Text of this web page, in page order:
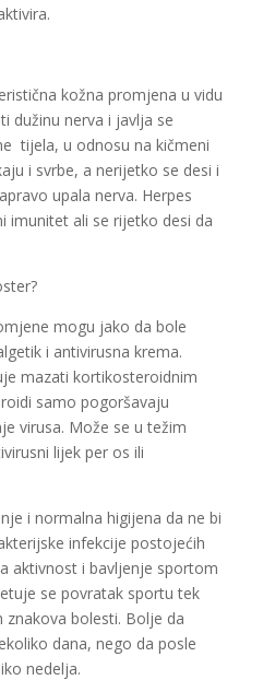
kožna promjena u vidu
dužinu nerva i javlja se
tijela, u odnosu na kičmeni
i svrbe, a nerijetko se desi i
upala nerva. Herpes
imunitet ali se rijetko desi da
mogu jako da bole
i antivirusna krema.
mazati kortikosteroidnim
samo pogoršavaju
virusa. Može se u težim
lijek per os ili
i normalna higijena da ne bi
infekcije postojećih
aktivnost i bavljenje sportom
se povratak sportu tek
znakova bolesti. Bolje da
dana, nego da posle
nedelja.